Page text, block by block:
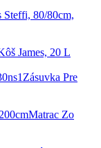
Steffi, 80/80cm,
James, 20 L
Zásuvka Pre
Matrac Zo